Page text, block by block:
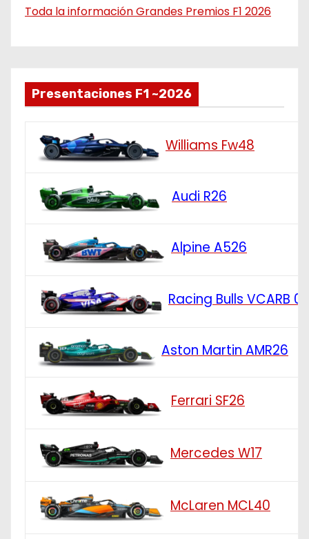
Toda la información Grandes Premios F1 2026
Presentaciones F1 ~2026
Williams Fw48
Audi R26
Alpine A526
Racing Bulls VCARB 03
Aston Martin AMR26
Ferrari SF26
Mercedes W17
McLaren MCL40